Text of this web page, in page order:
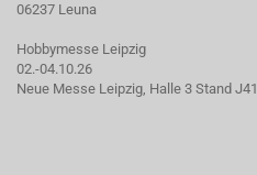
06237 Leuna
Hobbymesse Leipzig
02.-04.10.26
Neue Messe Leipzig, Halle 3 Stand J41